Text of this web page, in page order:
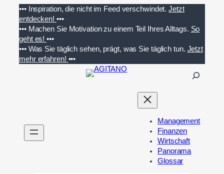
Inhalt
springen
••• Inspiration, die nicht im Feed verschwindet. Jetzt
entdecken! •••
••• Machen Sie Motivation zu einem Teil Ihres Alltags. So
geht es!•••
••• Was Sie täglich sehen, prägt, was Sie täglich tun. Jetzt
mehr erfahren! •••
n
Management
Finanzen
Wirtschaft
Panorama
Glossar